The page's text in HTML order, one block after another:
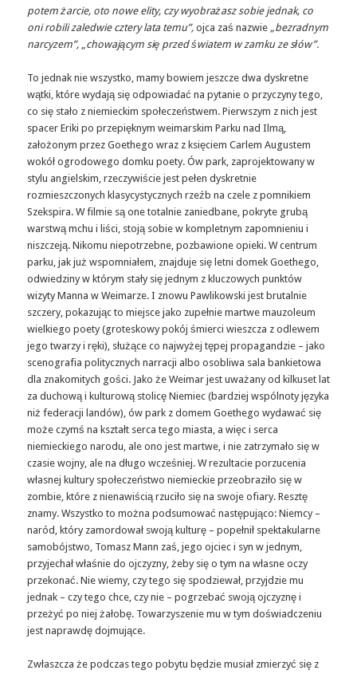
potem żarcie, oto nowe elity, czy wyobrażasz sobie jednak, co
oni robili zaledwie cztery lata temu”, ojca zaś nazwie „bezradnym
narcyzem”,„ chowającym się przed światem w zamku ze słów”.
To jednak nie wszystko, mamy bowiem jeszcze dwa dyskretne
wątki, które wydają się odpowiadać na pytanie o przyczyny tego,
co się stało z niemieckim społeczeństwem. Pierwszym z nich jest
spacer Eriki po przepięknym weimarskim Parku nad Ilmą,
założonym przez Goethego wraz z księciem Carlem Augustem
wokół ogrodowego domku poety. Ów park, zaprojektowany w
stylu angielskim, rzeczywiście jest pełen dyskretnie
rozmieszczonych klasycystycznych rzeźb na czele z pomnikiem
Szekspira. W filmie są one totalnie zaniedbane, pokryte grubą
warstwą mchu i liści, stoją sobie w kompletnym zapomnieniu i
niszczeją. Nikomu niepotrzebne, pozbawione opieki. W centrum
parku, jak już wspomniałem, znajduje się letni domek Goethego,
odwiedziny w którym stały się jednym z kluczowych punktów
wizyty Manna w Weimarze. I znowu Pawlikowski jest brutalnie
szczery, pokazując to miejsce jako zupełnie martwe mauzoleum
wielkiego poety (groteskowy pokój śmierci wieszcza z odlewem
jego twarzy i ręki), służące co najwyżej tępej propagandzie – jako
scenografia politycznych narracji albo osobliwa sala bankietowa
dla znakomitych gości. Jako że Weimar jest uważany od kilkuset lat
za duchową i kulturową stolicę Niemiec (bardziej wspólnoty języka
niż federacji landów), ów park z domem Goethego wydawać się
może czymś na kształt serca tego miasta, a więc i serca
niemieckiego narodu, ale ono jest martwe, i nie zatrzymało się w
czasie wojny, ale na długo wcześniej. W rezultacie porzucenia
własnej kultury społeczeństwo niemieckie przeobraziło się w
zombie, które z nienawiścią rzuciło się na swoje ofiary. Resztę
znamy. Wszystko to można podsumować następująco: Niemcy –
naród, który zamordował swoją kulturę – popełnił spektakularne
samobójstwo, Tomasz Mann zaś, jego ojciec i syn w jednym,
przyjechał właśnie do ojczyzny, żeby się o tym na własne oczy
przekonać. Nie wiemy, czy tego się spodziewał, przyjdzie mu
jednak – czy tego chce, czy nie – pogrzebać swoją ojczyznę i
przeżyć po niej żałobę. Towarzyszenie mu w tym doświadczeniu
jest naprawdę dojmujące.
Zwłaszcza że podczas tego pobytu będzie musiał zmierzyć się z